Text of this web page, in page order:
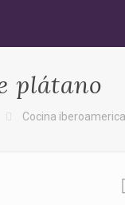
plátano
Cocina